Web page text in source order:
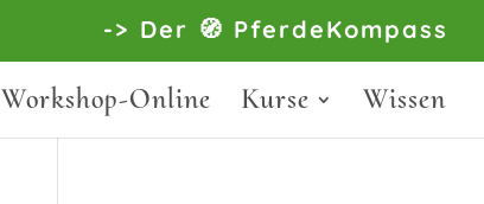
-> Der 🧭 PferdeKompass
Workshop-Online Kurse Wissen